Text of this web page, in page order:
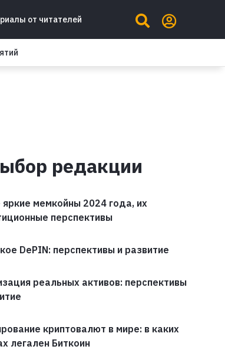
от читателей
редакции
мемкойны 2024 года, их
перспективы
DePIN: перспективы и развитие
реальных активов: перспективы
криптовалют в мире: в каких
легален Биткоин